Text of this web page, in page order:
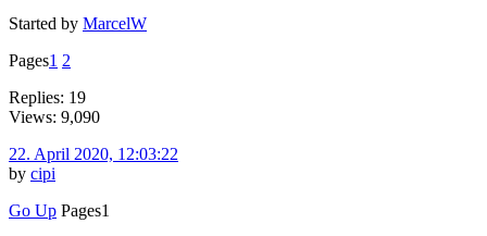
Started by MarcelW
Pages1 2
Replies: 19
Views: 9,090
22. April 2020, 12:03:22
by cipi
Go Up Pages1